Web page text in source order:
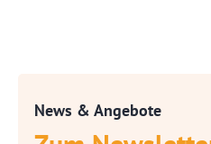
News & Angebote